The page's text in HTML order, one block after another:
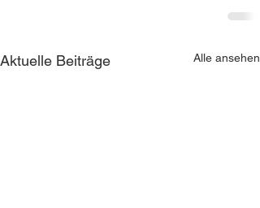
Aktuelle Beiträge Alle ansehen